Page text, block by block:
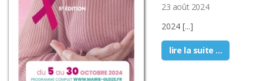
23 août 2024
2024 [...]
lire la suite ...